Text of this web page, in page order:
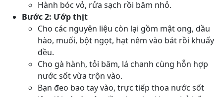
Hành bóc vỏ, rửa sạch rồi băm nhỏ.
Bước 2: Ướp thịt
Cho các nguyên liệu còn lại gồm mật ong, dầu
hào, muối, bột ngọt, hạt nêm vào bát rồi khuấy
đều.
Cho gà hành, tỏi băm, lá chanh cùng hỗn hợp
nước sốt vừa trộn vào.
Bạn đeo bao tay vào, trực tiếp thoa nước sốt